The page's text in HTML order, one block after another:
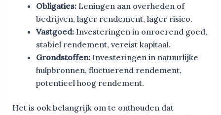
Obligaties:Leningen aan overheden of
bedrijven, lager rendement, lager risico.
Vastgoed:Investeringen in onroerend goed,
stabiel rendement, vereist kapitaal.
Grondstoffen:Investeringen in natuurlijke
hulpbronnen, fluctuerend rendement,
potentieel hoog rendement.
Het is ook belangrijk om te onthouden dat